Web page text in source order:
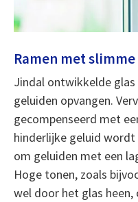
Ramen met
Jindal ontwikkelde
geluiden opvangen.
gecompenseerd met
hinderlijke geluid
om geluiden met een
Hoge tonen, zoals
wel door het glas